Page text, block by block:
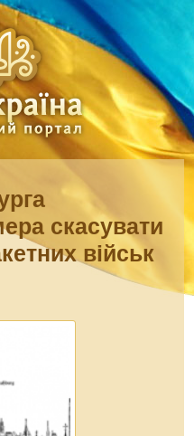
скасувати
військ